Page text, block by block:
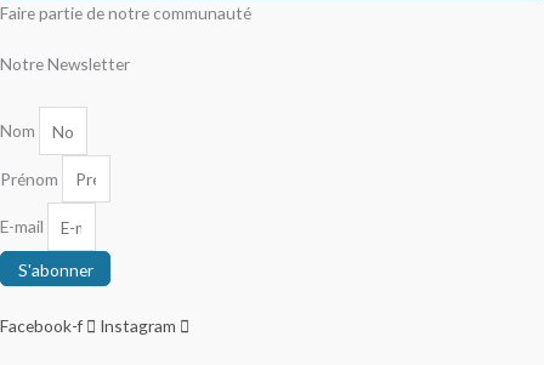
Faire partie de notre communauté
Notre Newsletter
Nom
Prénom
E-mail
S'abonner
Facebook-f Instagram